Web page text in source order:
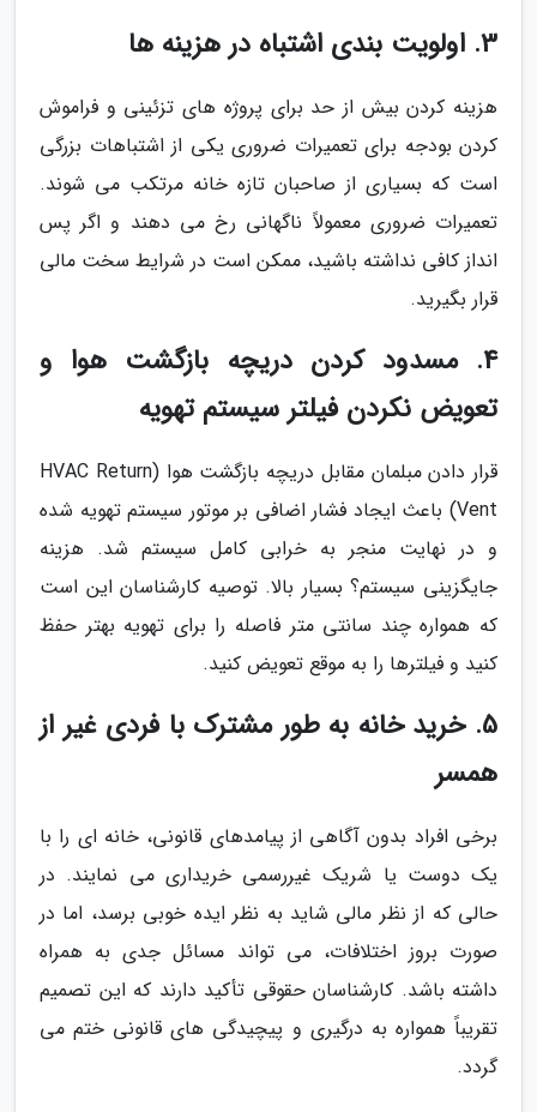
3. اولویت بندی اشتباه در هزینه ها
هزینه کردن بیش از حد برای پروژه های تزئینی و فراموش
کردن بودجه برای تعمیرات ضروری یکی از اشتباهات بزرگی
است که بسیاری از صاحبان تازه خانه مرتکب می شوند.
تعمیرات ضروری معمولاً ناگهانی رخ می دهند و اگر پس
انداز کافی نداشته باشید، ممکن است در شرایط سخت مالی
قرار بگیرید.
4. مسدود کردن دریچه بازگشت هوا و
تعویض نکردن فیلتر سیستم تهویه
قرار دادن مبلمان مقابل دریچه بازگشت هوا (HVAC Return
Vent) باعث ایجاد فشار اضافی بر موتور سیستم تهویه شده
و در نهایت منجر به خرابی کامل سیستم شد. هزینه
جایگزینی سیستم؟ بسیار بالا. توصیه کارشناسان این است
که همواره چند سانتی متر فاصله را برای تهویه بهتر حفظ
کنید و فیلترها را به موقع تعویض کنید.
5. خرید خانه به طور مشترک با فردی غیر از
همسر
برخی افراد بدون آگاهی از پیامدهای قانونی، خانه ای را با
یک دوست یا شریک غیررسمی خریداری می نمایند. در
حالی که از نظر مالی شاید به نظر ایده خوبی برسد، اما در
صورت بروز اختلافات، می تواند مسائل جدی به همراه
داشته باشد. کارشناسان حقوقی تأکید دارند که این تصمیم
تقریباً همواره به درگیری و پیچیدگی های قانونی ختم می
گردد.